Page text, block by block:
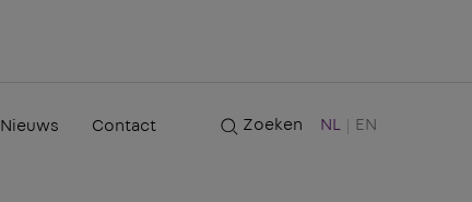
Nieuws Contact Zoeken NL EN